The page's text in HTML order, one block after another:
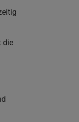
die